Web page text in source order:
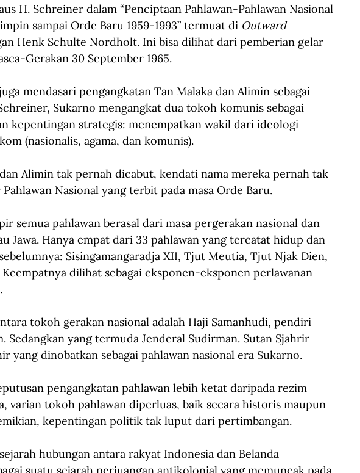
H. Schreiner dalam “Penciptaan Pahlawan-Pahlawan Nasional
sampai Orde Baru 1959-1993” termuat di Outward
Henk Schulte Nordholt. Ini bisa dilihat dari pemberian gelar
Gerakan 30 September 1965.
mendasari pengangkatan Tan Malaka dan Alimin sebagai
Sukarno mengangkat dua tokoh komunis sebagai
kepentingan strategis: menempatkan wakil dari ideologi
(nasionalis, agama, dan komunis).
Alimin tak pernah dicabut, kendati nama mereka pernah tak
Nasional yang terbit pada masa Orde Baru.
semua pahlawan berasal dari masa pergerakan nasional dan
Jawa. Hanya empat dari 33 pahlawan yang tercatat hidup dan
Sisingamangaradja XII, Tjut Meutia, Tjut Njak Dien,
dilihat sebagai eksponen-eksponen perlawanan
tokoh gerakan nasional adalah Haji Samanhudi, pendiri
Sedangkan yang termuda Jenderal Sudirman. Sutan Sjahrir
yang dinobatkan sebagai pahlawan nasional era Sukarno.
pengangkatan pahlawan lebih ketat daripada rezim
varian tokoh pahlawan diperluas, baik secara historis maupun
kepentingan politik tak luput dari pertimbangan.
hubungan antara rakyat Indonesia dan Belanda
suatu sejarah perjuangan antikolonial yang memuncak pada